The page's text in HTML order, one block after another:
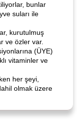
bunlar
suları ile
kurutulmuş
ve özler var.
(ÜYE)
vitaminler ve
her şeyi,
olmak üzere